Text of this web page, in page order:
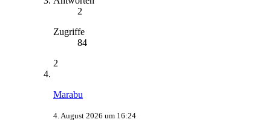
2
Zugriffe
84
2
Marabu
4. August 2026 um 16:24